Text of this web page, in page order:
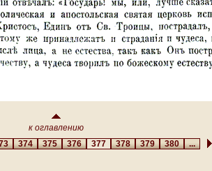
к оглавлению
374375376 377 378379380...